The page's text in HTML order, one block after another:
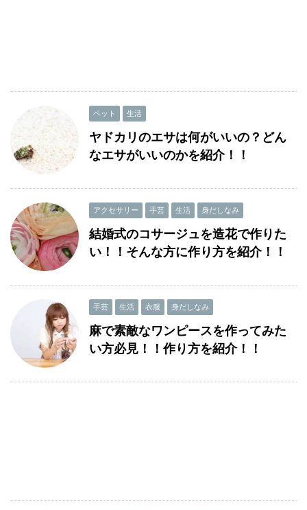
ペット 生活
ヤドカリのエサは何がいいの？どん
なエサがいいのかを紹介！！
アクセサリー 手芸 生活 身だしなみ
結婚式のコサージュを造花で作りた
い！！そんな方に作り方を紹介！！
手芸 生活 衣服 身だしなみ
麻で素敵なワンピースを作ってみた
い方必見！！作り方を紹介！！